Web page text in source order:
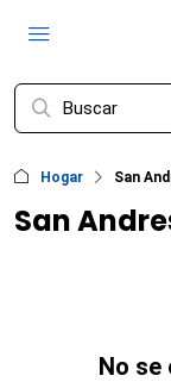
Hogar San
San
No se